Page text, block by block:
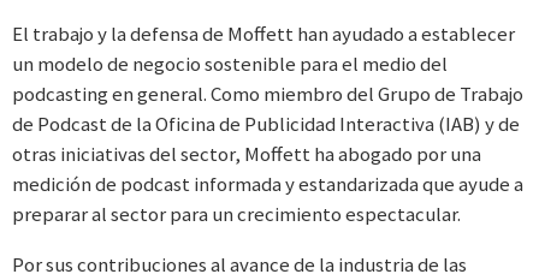
El trabajo y la defensa de Moffett han ayudado a establecer
un modelo de negocio sostenible para el medio del
podcasting en general. Como miembro del Grupo de Trabajo
de Podcast de la Oficina de Publicidad Interactiva (IAB) y de
otras iniciativas del sector, Moffett ha abogado por una
medición de podcast informada y estandarizada que ayude a
preparar al sector para un crecimiento espectacular.
Por sus contribuciones al avance de la industria de las